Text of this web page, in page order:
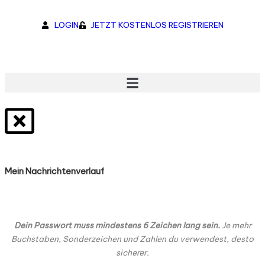
LOGIN JETZT KOSTENLOS REGISTRIEREN
Mein Nachrichtenverlauf
Dein Passwort muss mindestens 6 Zeichen lang sein.Je mehr
Buchstaben, Sonderzeichen und Zahlen du verwendest, desto
sicherer.